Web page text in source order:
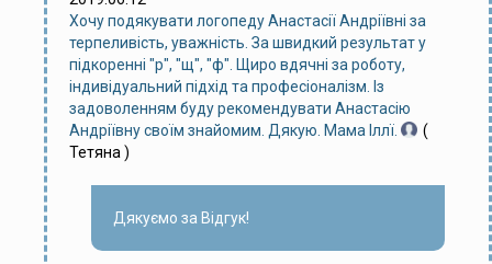
Хочу подякувати логопеду Анастасії Андріївні за
терпеливість, уважність. За швидкий результат у
підкоренні "р", "щ", "ф". Щиро вдячні за роботу,
індивідуальний підхід та професіоналізм. Із
задоволенням буду рекомендувати Анастасію
Андріївну своїм знайомим. Дякую. Мама Іллї.
(
Тетяна )
Дякуємо за Відгук!